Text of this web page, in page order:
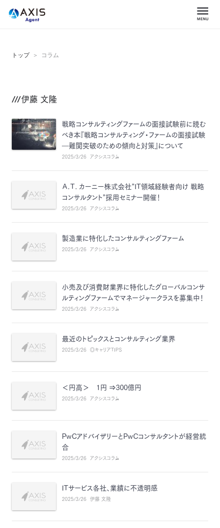
トップ コラム
伊藤 文隆
戦略コンサルティングファームの面接試験前に読む
べき本『戦略コンサルティング・ファームの面接試験
―難関突破のための傾向と対策』について
2025/3/26 アクシスコラム
Ａ.Ｔ. カーニー株式会社”IT領域経験者向け 戦略
コンサルタント”採用セミナー開催！
2025/3/26 アクシスコラム
製造業に特化したコンサルティングファーム
2025/3/26 アクシスコラム
小売及び消費財業界に特化したグローバルコンサ
ルティングファームでマネージャークラスを募集中！
2025/3/26 アクシスコラム
最近のトピックスとコンサルティング業界
2025/3/26 ◎キャリアTIPS
＜円高＞ 1円 ⇒300億円
2025/3/26 アクシスコラム
PwCアドバイザリーとPwCコンサルタントが経営統
合
2025/3/26 アクシスコラム
ITサービス各社、業績に不透明感
2025/3/26 伊藤 文隆